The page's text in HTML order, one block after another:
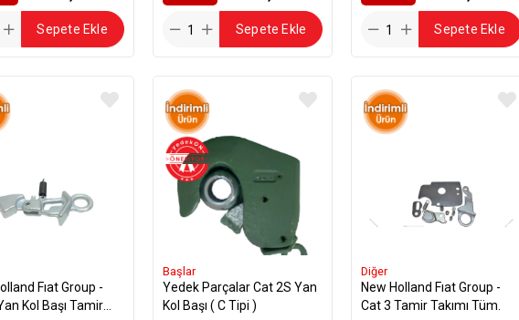
Sepete Ekle Sepete Ekle Sepete Ekle
Group -
Kol Başı Tamir
Başlar
Yedek Parçalar Cat 2S Yan
Kol Başı ( C Tipi )
Diğer
New Holland Fıat Group -
Cat 3 Tamir Takımı Tüm.